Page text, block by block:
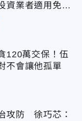
資業者適用免稅
120萬交保！伍
不會讓他孤單
攻防 徐巧芯：